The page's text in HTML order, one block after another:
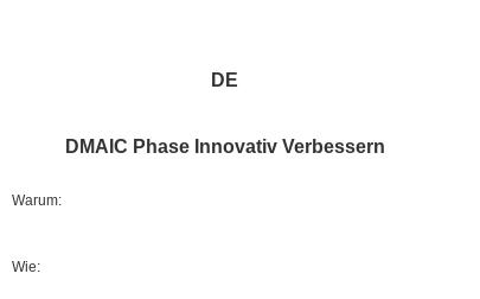
DE
DMAIC Phase Innovativ Verbessern
Warum:
Wie: